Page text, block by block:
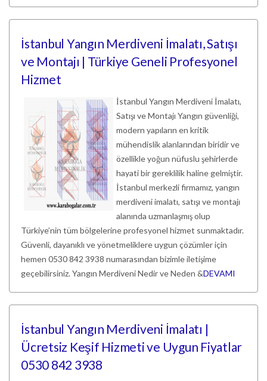
İstanbul Yangın Merdiveni İmalatı, Satışı
ve Montajı | Türkiye Geneli Profesyonel
Hizmet
İstanbul Yangın Merdiveni İmalatı,
Satışı ve Montajı Yangın güvenliği,
modern yapıların en kritik
mühendislik alanlarından biridir ve
özellikle yoğun nüfuslu şehirlerde
hayati bir gereklilik haline gelmiştir.
İstanbul merkezli firmamız, yangın
merdiveni imalatı, satışı ve montajı
alanında uzmanlaşmış olup
Türkiye’nin tüm bölgelerine profesyonel hizmet sunmaktadır.
Güvenli, dayanıklı ve yönetmeliklere uygun çözümler için
hemen 0530 842 3938 numarasından bizimle iletişime
geçebilirsiniz. Yangın Merdiveni Nedir ve Neden &DEVAMI
İstanbul Yangın Merdiveni İmalatı |
Ücretsiz Keşif Hizmeti ve Uygun Fiyatlar
0530 842 3938